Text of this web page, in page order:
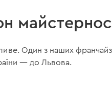
Один з наших
— до Львова.